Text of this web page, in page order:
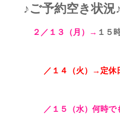
♪ご予約空き状況♪
２／１３（月）→ １５
／１４（火）→定休
／１５（水）何時で